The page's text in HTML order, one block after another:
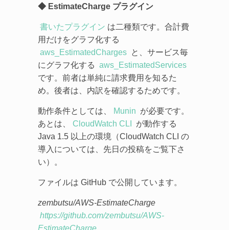
◆ EstimateCharge プラグイン
書いたプラグイン は二種類です。合計費
用だけをグラフ化する
aws_EstimatedCharges と、サービス毎
にグラフ化する aws_EstimatedServices
です。前者は単純に請求費用を知るた
め。後者は、内訳を確認するためです。
動作条件としては、 Munin が必要です。
あとは、
CloudWatch CLI
が動作する
Java 1.5 以上の環境（CloudWatch CLI の
導入については、先日の投稿をご覧下さ
い）。
ファイルは GitHub で公開しています。
zembutsu/AWS-EstimateCharge
https://github.com/zembutsu/AWS-
EstimateCharge